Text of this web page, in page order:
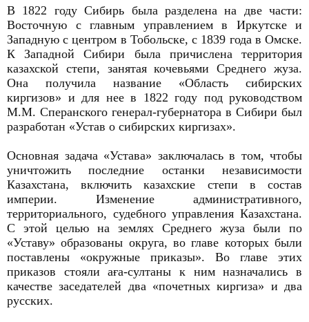
В 1822 году Сибирь была разделена на две части:
Восточную с главным управлением в Иркутске и
Западную с центром в Тобольске, с 1839 года в Омске.
К Западной Сибири была причислена территория
казахской степи, занятая кочевьями Среднего жуза.
Она получила название «Область сибирских
киргизов» и для нее в 1822 году под руководством
М.М. Сперанского генерал-губернатора в Сибири был
разработан «Устав о сибирских киргизах».
Основная задача «Устава» заключалась в том, чтобы
уничтожить последние останки независимости
Казахстана, включить казахские степи в состав
империи. Изменение административного,
территориального, судебного управления Казахстана.
С этой целью на землях Среднего жуза были по
«Уставу» образованы округа, во главе которых были
поставлены «окружные приказы». Во главе этих
приказов стояли aғa-султаны к ним назначались в
качестве заседателей два «почетных киргиза» и два
русских.